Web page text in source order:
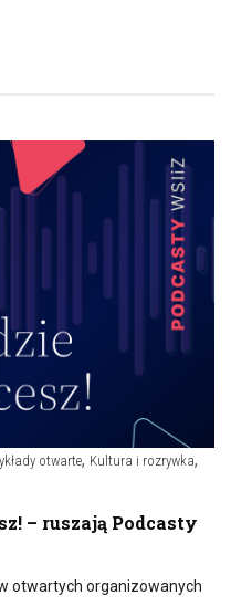
otwarte, Kultura i rozrywka,
– ruszają Podcasty
otwartych organizowanych